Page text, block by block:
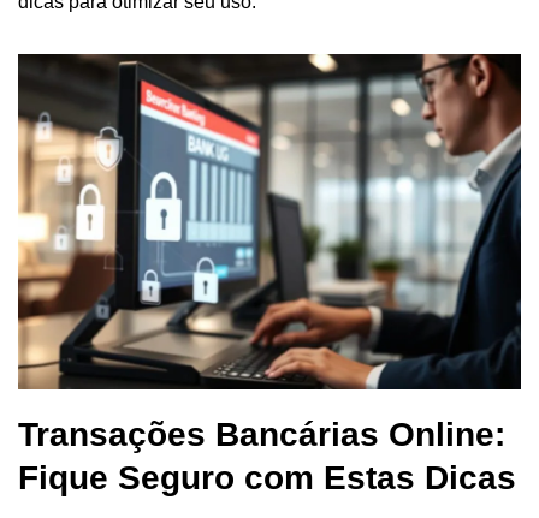
Transações Bancárias Online:
Fique Seguro com Estas Dicas